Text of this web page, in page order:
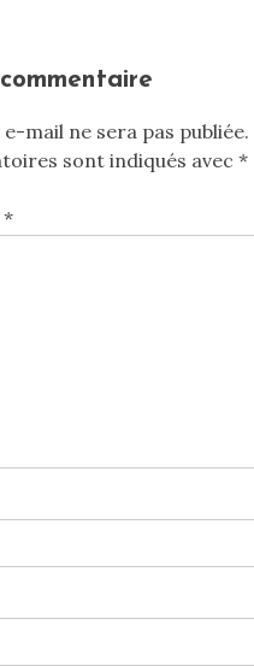
mail ne sera pas publiée.
sont indiqués avec *
*